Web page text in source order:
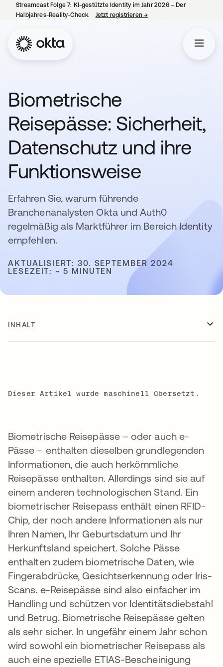
Streamcast Folge 7: KI-gestützte Identity im Jahr 2026 – Der
Halbjahres-Reality-Check.
Jetzt registrieren→
Biometrische
Reisepässe: Sicherheit,
Datenschutz und ihre
Funktionsweise
Erfahren Sie, warum führende
Branchenanalysten Okta und Auth0
regelmäßig als Marktführer im Bereich Identity
empfehlen.
AKTUALISIERT: 30. SEPTEMBER 2024
LESEZEIT: ~ 5 MINUTEN
INHALT
Dieser Artikel wurde maschinell übersetzt.
Biometrische Reisepässe – oder auch e-
Pässe – enthalten dieselben grundlegenden
Informationen, die auch herkömmliche
Reisepässe enthalten. Allerdings sind sie auf
einem anderen technologischen Stand. Ein
biometrischer Reisepass enthält einen RFID-
Chip, der noch andere Informationen als nur
Ihren Namen, Ihr Geburtsdatum und Ihr
Herkunftsland speichert. Solche Pässe
enthalten zudem biometrische Daten, wie
Fingerabdrücke, Gesichtserkennung oder Iris-
Scans. e-Reisepässe sind also einfacher im
Handling und schützen vor Identitätsdiebstahl
und Betrug. Biometrische Reisepässe gelten
als sehr sicher. In ungefähr einem Jahr schon
wird sowohl ein biometrischer Reisepass als
auch eine spezielle ETIAS-Bescheinigung